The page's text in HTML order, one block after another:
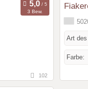
3 Bew.
102
Art
Farbe: